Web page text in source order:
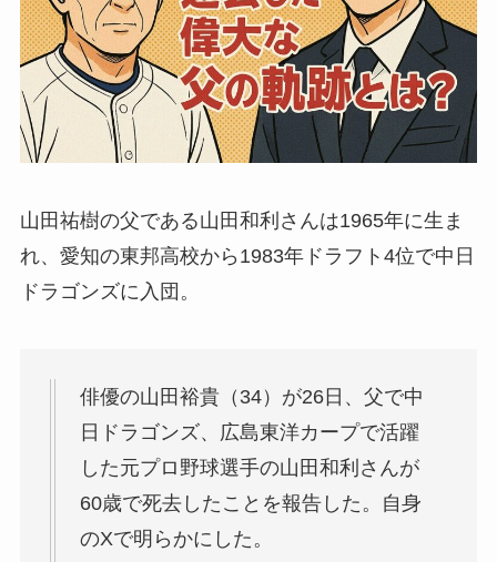
山田祐樹の父である山田和利さんは1965年に生ま
れ、愛知の東邦高校から1983年ドラフト4位で中日
ドラゴンズに入団。
俳優の山田裕貴（34）が26日、父で中
日ドラゴンズ、広島東洋カープで活躍
した元プロ野球選手の山田和利さんが
60歳で死去したことを報告した。自身
のXで明らかにした。